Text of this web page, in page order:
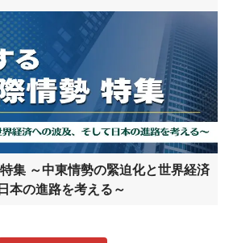
集 ～中東情勢の緊迫化と世界経済
本の進路を考える～